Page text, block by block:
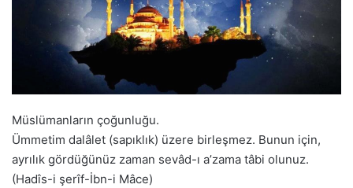
Müslümanların çoğunluğu.
Ümmetim dalâlet (sapıklık) üzere birleşmez. Bunun için,
ayrılık gördüğünüz zaman sevâd-ı a’zama tâbi olunuz.
(Hadîs-i şerîf-İbn-i Mâce)